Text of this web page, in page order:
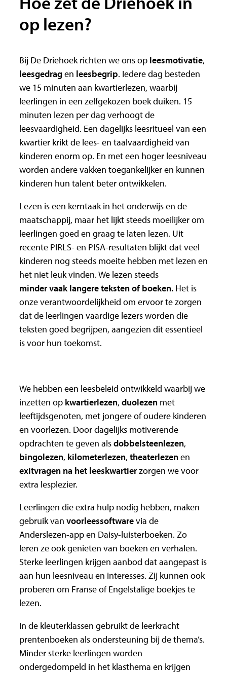
op lezen?
Bij De Driehoek richten we ons op leesmotivatie,
leesgedragen leesbegrip. Iedere dag besteden
we 15 minuten aan kwartierlezen, waarbij
leerlingen in een zelfgekozen boek duiken. 15
minuten lezen per dag verhoogt de
leesvaardigheid. Een dagelijks leesritueel van een
kwartier krikt de lees- en taalvaardigheid van
kinderen enorm op. En met een hoger leesniveau
worden andere vakken toegankelijker en kunnen
kinderen hun talent beter ontwikkelen.
Lezen is een kerntaak in het onderwijs en de
maatschappij, maar het lijkt steeds moeilijker om
leerlingen goed en graag te laten lezen. Uit
recente PIRLS- en PISA-resultaten blijkt dat veel
kinderen nog steeds moeite hebben met lezen en
het niet leuk vinden. We lezen steeds
minder vaak langere teksten of boeken. Het is
onze verantwoordelijkheid om ervoor te zorgen
dat de leerlingen vaardige lezers worden die
teksten goed begrijpen, aangezien dit essentieel
is voor hun toekomst.
We hebben een leesbeleid ontwikkeld waarbij we
inzetten op kwartierlezen, duolezen met
leeftijdsgenoten, met jongere of oudere kinderen
en voorlezen. Door dagelijks motiverende
opdrachten te geven alsdobbelsteenlezen,
bingolezen, kilometerlezen, theaterlezenen
exitvragen na het leeskwartierzorgen we voor
extra lesplezier.
Leerlingen die extra hulp nodig hebben, maken
gebruik van voorleessoftwarevia de
Anderslezen-app en Daisy-luisterboeken. Zo
leren ze ook genieten van boeken en verhalen.
Sterke leerlingen krijgen aanbod dat aangepast is
aan hun leesniveau en interesses. Zij kunnen ook
proberen om Franse of Engelstalige boekjes te
lezen.
In de kleuterklassen gebruikt de leerkracht
prentenboeken als ondersteuning bij de thema’s.
Minder sterke leerlingen worden
ondergedompeld in het klasthema en krijgen